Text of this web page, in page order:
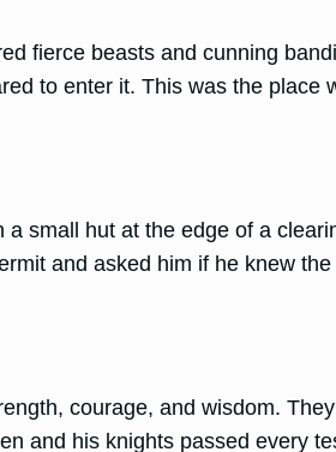
fierce beasts and cunning
to enter it. This was the place
small hut at the edge of a
and asked him if he knew
courage, and wisdom.
and his knights passed every